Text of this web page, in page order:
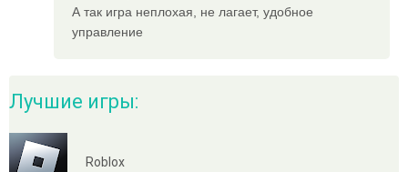
А так игра неплохая, не лагает, удобное
управление
Лучшие игры:
Roblox